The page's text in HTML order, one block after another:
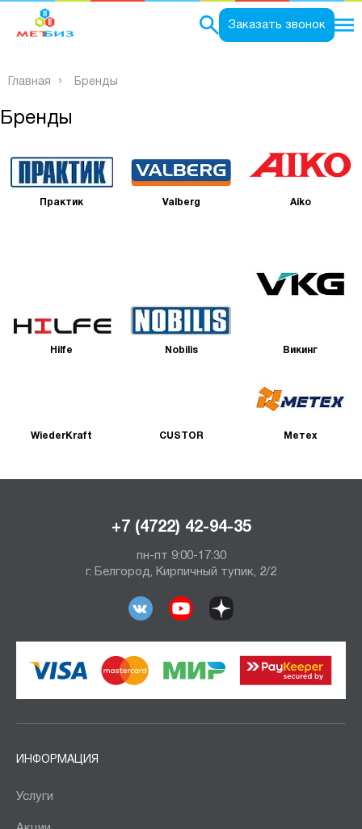
Заказать звонок
Главная Бренды
Бренды
Практик Valberg Aiko
Hilfe Nobilis Викинг
WiederKraft CUSTOR Метех
+7 (4722) 42-94-35
пн-пт 9:00-17:30
г. Белгород, Кирпичный тупик, 2/2
ИНФОРМАЦИЯ
Услуги